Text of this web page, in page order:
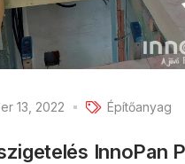
13, 2022 Építőanyag
InnoPan